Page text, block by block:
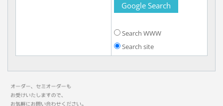
Search WWW
Search site